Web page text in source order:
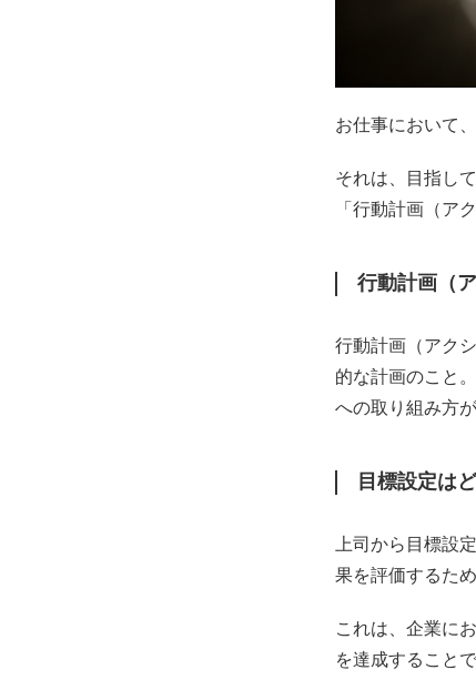
お仕事において
それは、目指し
「行動計画（ア
行動計画（
行動計画（アク
的な計画のこと
への取り組み方
目標設定は
上司から目標設
果を評価するた
これは、企業に
を達成すること